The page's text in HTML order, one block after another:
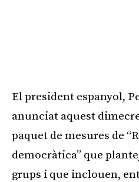
El president espanyol,
anunciat aquest
paquet de mesures de
democràtica” que
grups i que inclouen,